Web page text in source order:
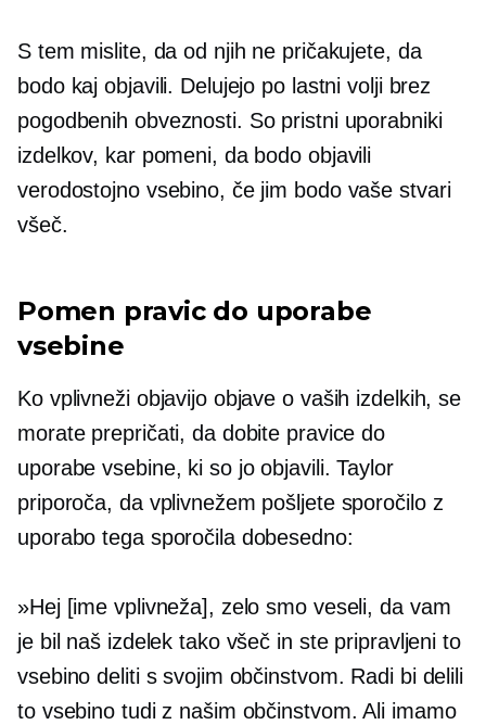
S tem mislite, da od njih ne pričakujete, da
bodo kaj objavili. Delujejo po lastni volji brez
pogodbenih obveznosti. So pristni uporabniki
izdelkov, kar pomeni, da bodo objavili
verodostojno vsebino, če jim bodo vaše stvari
všeč.
Pomen pravic do uporabe
vsebine
Ko vplivneži objavijo objave o vaših izdelkih, se
morate prepričati, da dobite pravice do
uporabe vsebine, ki so jo objavili. Taylor
priporoča, da vplivnežem pošljete sporočilo z
uporabo tega sporočila dobesedno:
»Hej [ime vplivneža], zelo smo veseli, da vam
je bil naš izdelek tako všeč in ste pripravljeni to
vsebino deliti s svojim občinstvom. Radi bi delili
to vsebino tudi z našim občinstvom. Ali imamo